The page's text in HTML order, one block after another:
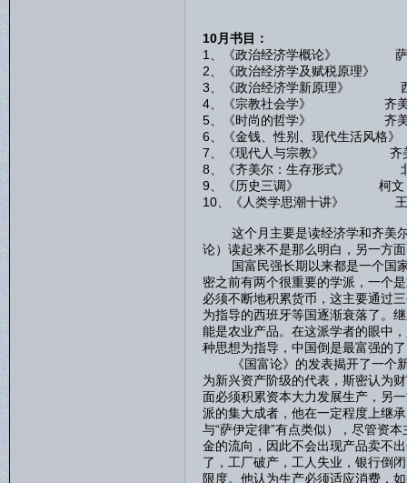
10月书目：
1、《政治经济学概论》 萨
2、《政治经济学及赋税原理》
3、《政治经济学新原理》
4、《宗教社会学》 齐美
5、《时尚的哲学》 齐美
6、《金钱、性别、现代生活风格
7、《现代人与宗教》 齐
8、《齐美尔：生存形式》
9、《历史三调》 柯文
10、《人类学思潮十讲》 王
这个月主要是读经济学和齐美尔
论）读起来不是那么明白，另一方
国富民强长期以来都是一个国家
密之前有两个很重要的学派，一个
必须不断地积累货币，这主要通过
为指导的西班牙等国逐渐衰落了。
能是农业产品。在这派学者的眼中
种思想为指导，中国倒是最富强的
《国富论》的发表揭开了一个新
为新兴资产阶级的代表，斯密认为
面必须积累资本大力发展生产，另
派的集大成者，他在一定程度上继
与“萨伊定律”有点类似），尽管资
金的流向，因此不会出现产品卖不
了，工厂破产，工人失业，银行倒
限度。他认为生产必须适应消费，